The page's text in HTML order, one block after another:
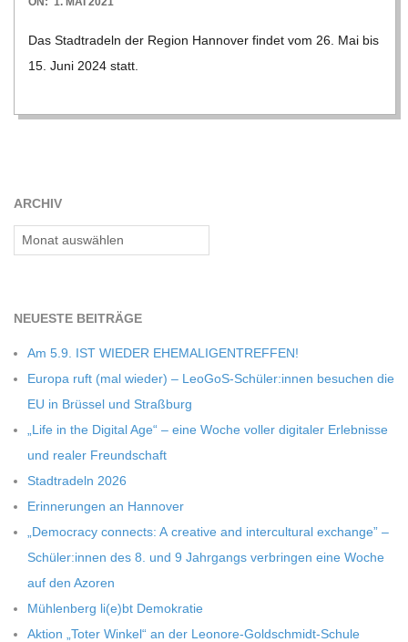
Das Stadt­ra­deln der Region Han­no­ver fin­det vom 26. Mai bis
15. Juni 2024 statt.
ARCHIV
Archiv
NEU­ESTE BEITRÄGE
Am 5.9. IST WIEDER EHEMALIGENTREFFEN!
Europa ruft (mal wie­der) – LeoGoS-Schüler:innen besu­chen die
EU in Brüs­sel und Straßburg
„Life in the Digi­tal Age“ – eine Woche vol­ler digi­ta­ler Erleb­nisse
und rea­ler Freundschaft
Stadt­ra­deln 2026
Erin­ne­run­gen an Hannover
„Demo­cracy con­nects: A crea­tive and inter­cul­tu­ral exch­ange” –
Schüler:innen des 8. und 9 Jahr­gangs ver­brin­gen eine Woche
auf den Azoren
Müh­len­berg li(e)bt Demokratie
Aktion „Toter Win­kel“ an der Leonore-Goldschmidt-Schule